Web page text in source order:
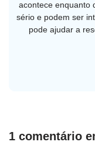
acontece enquanto
sério e podem ser
pode ajudar a
1 comentário